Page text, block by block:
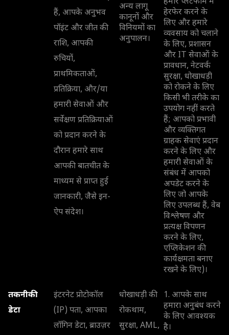
हैं, आपके अनुभव
पॉइंट और जीत की
राशि, आपकी
रुचियों,
प्राथमिकताओं,
प्रतिक्रिया, और/या
हमारी सेवाओं और
सर्वेक्षण प्रतिक्रियाओं
को प्रदान करने के
दौरान हमारे साथ
आपकी बातचीत के
माध्यम से प्राप्त हुई
जानकारी, जैसे इन-
ऐप संदेश।
अन्य लागू
कानूनों और
विनियमों का
अनुपालन।
हेरफेर करने के
लिए और हमारे
व्यवसाय को चलाने
के लिए, प्रशासन
और IT सेवाओं के
प्रावधान, नेटवर्क
सुरक्षा, धोखाधड़ी
को रोकने के लिए
किसी भी तरीके का
उपयोग नहीं करते
हैं; आपको प्रभावी
और व्यक्तिगत
ग्राहक सेवाएं प्रदान
करने के लिए और
हमारी सेवाओं के
संबंध में आपको
अपडेट करने के
लिए जो आपके
लिए उपलब्ध हैं, वेब
विश्लेषण और
प्रत्यक्ष विपणन
करने के लिए,
एप्लिकेशन की
कार्यक्षमता बनाए
रखने के लिए)।
तकनीकी
डेटा
इंटरनेट प्रोटोकॉल
(IP) पता, आपका
लॉगिन डेटा, ब्राउज़र
धोखाधड़ी की
रोकथाम,
सुरक्षा, AML,
1. आपके साथ
हमारा अनुबंध करने
के लिए आवश्यक
है।